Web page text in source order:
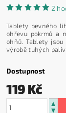
2
Tablety pevného
ohřevu pokrmů a
ohňů. Tablety
výrobě tuhých
Dostupnost
119 Kč